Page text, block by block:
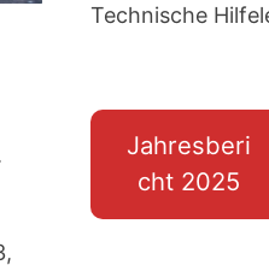
Technische
Jahresberi
cht 2025